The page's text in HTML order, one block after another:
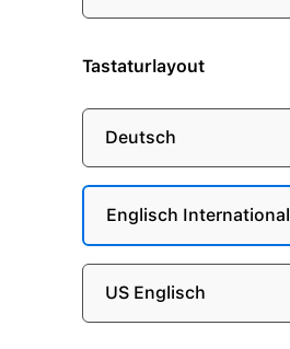
Tastaturlayout
Deutsch
Englisch International
US Englisch